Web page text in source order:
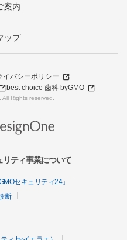
案内
ップ
イバシーポリシー
best choice 歯科 byGMO
Rights reserved.
ティ事業について
セキュリティ24」
断